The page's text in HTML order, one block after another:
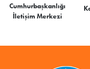
Cumhurbaşkanlığı
İletişim Merkezi